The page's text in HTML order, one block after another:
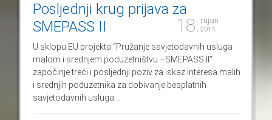
18. rujan
2014.
Posljednji krug prijava za
SMEPASS II
U sklopu EU projekta “Pružanje savjetodavnih usluga
malom i srednjem poduzetništvu –SMEPASS II”
započinje treći i posljednji poziv za iskaz interesa malih
i srednjih poduzetnika za dobivanje besplatnih
savjetodavnih usluga...